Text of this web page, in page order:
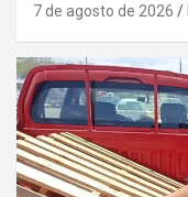
7 de agosto de 2026